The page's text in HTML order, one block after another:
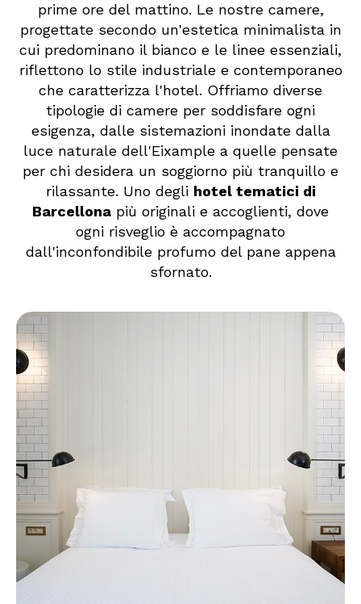
prime ore del mattino. Le nostre camere,
progettate secondo un'estetica minimalista in
cui predominano il bianco e le linee essenziali,
riflettono lo stile industriale e contemporaneo
che caratterizza l'hotel. Offriamo diverse
tipologie di camere per soddisfare ogni
esigenza, dalle sistemazioni inondate dalla
luce naturale dell'Eixample a quelle pensate
per chi desidera un soggiorno più tranquillo e
rilassante. Uno degli hotel tematici di
Barcellona più originali e accoglienti, dove
ogni risveglio è accompagnato
dall'inconfondibile profumo del pane appena
sfornato.